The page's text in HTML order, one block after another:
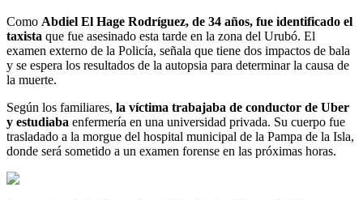
Como Abdiel El Hage Rodríguez, de 34 años, fue identificado el
taxista que fue asesinado esta tarde en la zona del Urubó. El
examen externo de la Policía, señala que tiene dos impactos de bala
y se espera los resultados de la autopsia para determinar la causa de
la muerte.
Según los familiares, la víctima trabajaba de conductor de Uber
y estudiaba enfermería en una universidad privada. Su cuerpo fue
trasladado a la morgue del hospital municipal de la Pampa de la Isla,
donde será sometido a un examen forense en las próximas horas.